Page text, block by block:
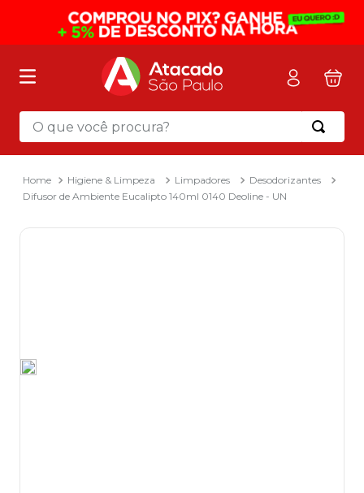
O que você procura?
Higiene & Limpeza Limpadores
Desodorizantes
Difusor de Ambiente Eucalipto 140ml 0140 Deoline - UN
Termos mais buscados
mochila
2º sacola
3º mala
8